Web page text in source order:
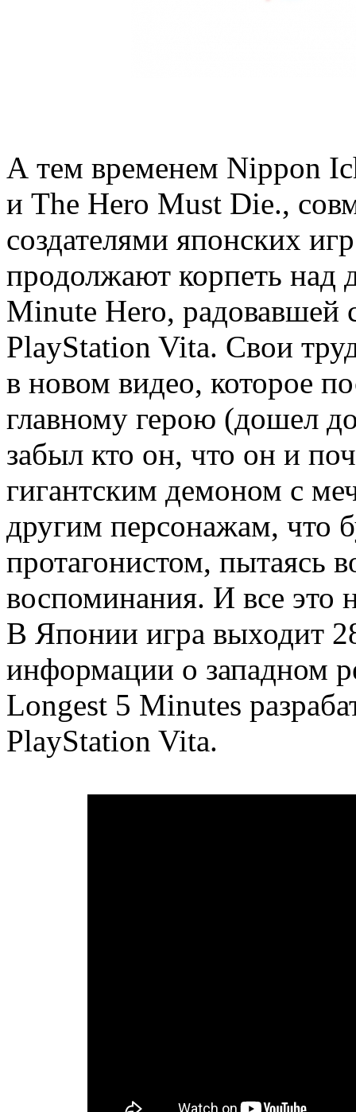
А тем временем Nippon
и The Hero Must Die.,
создателями японских
продолжают корпеть над
Minute Hero, радовавшей
PlayStation Vita. Свои
в новом видео, которое
главному герою (дошел
забыл кто он, что он и
гигантским демоном с
другим персонажам, что
протагонистом, пытаясь
воспоминания. И все это
В Японии игра выходит
информации о западном
Longest 5 Minutes
PlayStation Vita.